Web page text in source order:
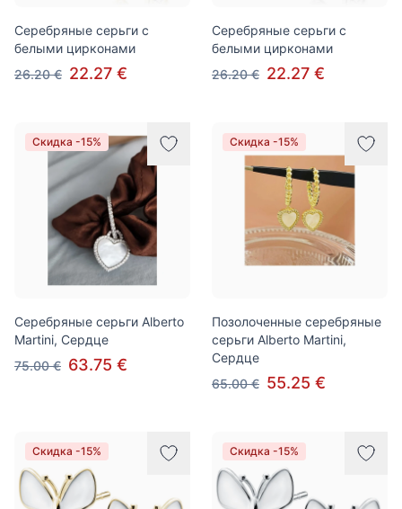
Серебряные серьги с
белыми цирконами
26.20 € 22.27 €
Серебряные серьги с
белыми цирконами
26.20 € 22.27 €
Скидка -15%
Серебряные серьги Alberto
Martini, Сердце
75.00 € 63.75 €
Скидка -15%
Позолоченные серебряные
серьги Alberto Martini,
Сердце
65.00 € 55.25 €
Скидка -15% Скидка -15%